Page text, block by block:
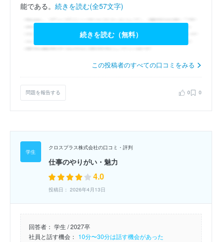
能である。 続きを読む(全57文字)
続きを読む（無料）
この投稿者のすべての口コミをみる
問題を報告する 0 0
クロスプラス株式会社の口コミ・評判
仕事のやりがい・魅力
4.0
投稿日： 2026年4月13日
回答者： 学生 / 2027卒
社員と話す機会： 10分〜30分は話す機会があった